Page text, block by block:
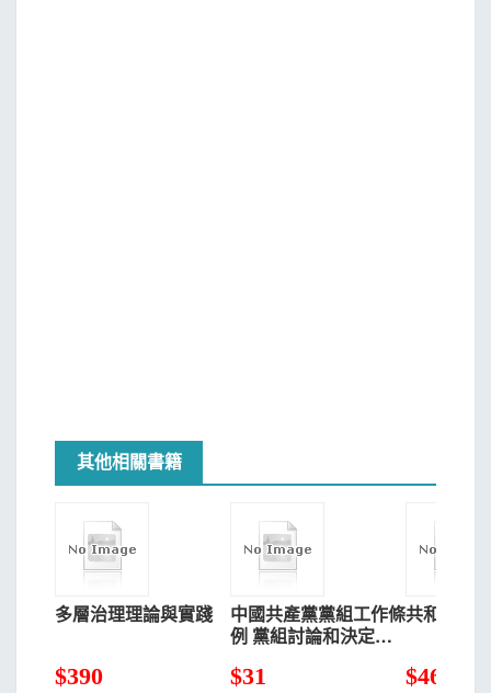
其他相關書籍
多層治理理論與實踐
$390
中國共產黨黨組工作條
例 黨組討論和決定黨
定（試行）
$31
共和國識
$468